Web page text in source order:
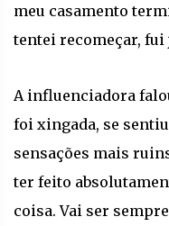
meu casamento
tentei recomeçar, fui
A influenciadora
foi xingada, se sentiu
sensações mais
ter feito
coisa. Vai ser